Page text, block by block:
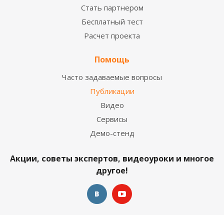
Стать партнером
Бесплатный тест
Расчет проекта
Помощь
Часто задаваемые вопросы
Публикации
Видео
Сервисы
Демо-стенд
Акции, советы экспертов, видеоуроки и многое
другое!